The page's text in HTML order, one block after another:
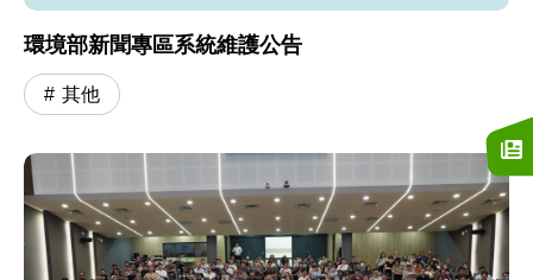
環境部新聞專區系統維護公告
其他